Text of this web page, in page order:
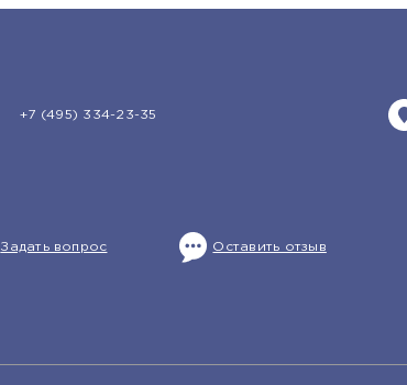
+7 (495) 334-23-35
Задать вопрос Оставить отзыв